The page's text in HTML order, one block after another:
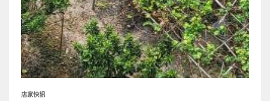
店家快訊